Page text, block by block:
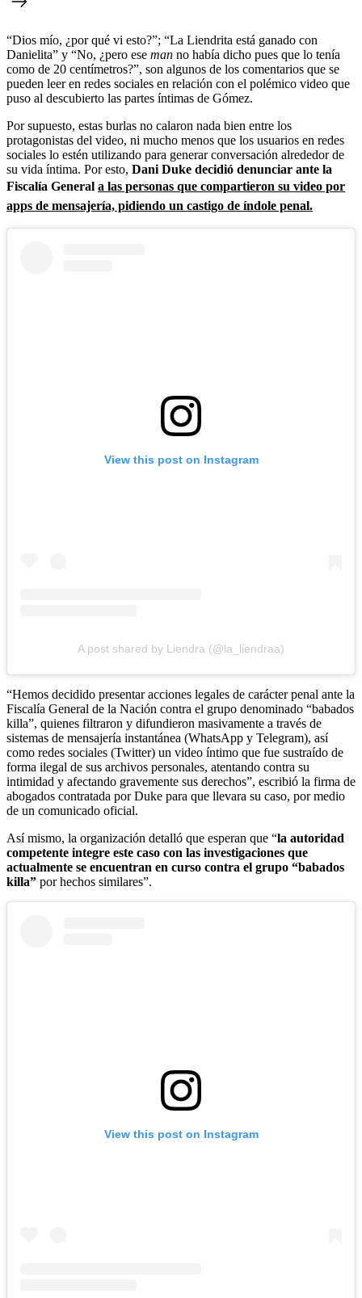
“Dios mío, ¿por qué vi esto?”; “La Liendrita está ganado con
Danielita” y “No, ¿pero ese man no había dicho pues que lo tenía
como de 20 centímetros?”, son algunos de los comentarios que se
pueden leer en redes sociales en relación con el polémico video que
puso al descubierto las partes íntimas de Gómez.
Por supuesto, estas burlas no calaron nada bien entre los
protagonistas del video, ni mucho menos que los usuarios en redes
sociales lo estén utilizando para generar conversación alrededor de
su vida íntima. Por esto, Dani Duke decidió denunciar ante la
Fiscalía General a las personas que compartieron su video por
apps de mensajería, pidiendo un castigo de índole penal.
View this post on Instagram
A post shared by Liendra (@la_liendraa)
“Hemos decidido presentar acciones legales de carácter penal ante la
Fiscalía General de la Nación contra el grupo denominado “babados
killa”, quienes filtraron y difundieron masivamente a través de
sistemas de mensajería instantánea (WhatsApp y Telegram), así
como redes sociales (Twitter) un video íntimo que fue sustraído de
forma ilegal de sus archivos personales, atentando contra su
intimidad y afectando gravemente sus derechos”, escribió la firma de
abogados contratada por Duke para que llevara su caso, por medio
de un comunicado oficial.
Así mismo, la organización detalló que esperan que “la autoridad
competente integre este caso con las investigaciones que
actualmente se encuentran en curso contra el grupo “babados
killa” por hechos similares”.
View this post on Instagram